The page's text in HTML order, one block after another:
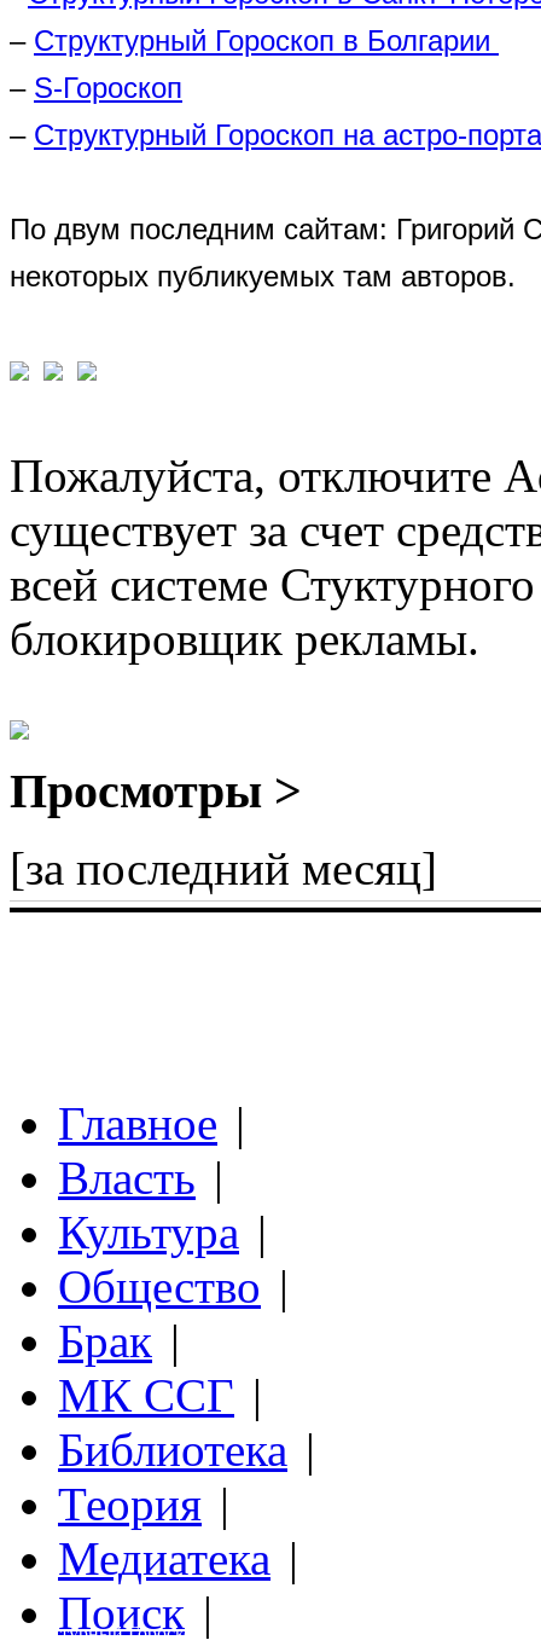
– Структурный Гороскоп в Болгарии
– S-Гороскоп
– Структурный Гороскоп на астро-
По двум последним сайтам: Григорий
некоторых публикуемых там авторов.
Пожалуйста, отключите
существует за счет
всей системе
блокировщик рекламы.
Просмотры >
[за последний месяц]
Главное |
Власть |
Культура |
Общество |
Брак |
МК ССГ |
Библиотека |
Теория |
Медиатека |
Поиск |
Структурный Гороскоп